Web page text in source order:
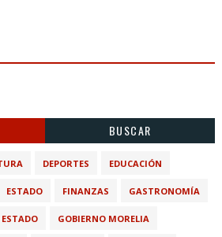
BUSCAR
DEPORTES EDUCACIÓN
ESTADO FINANZAS GASTRONOMÍA
GOBIERNO MORELIA